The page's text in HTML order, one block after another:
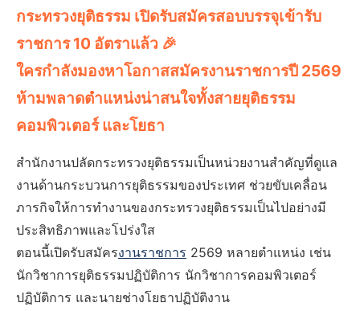
กระทรวงยุติธรรม เปิดรับสมัครสอบบรรจุเข้ารับ
ราชการ 10 อัตราแล้ว 🎉
ใครกำลังมองหาโอกาสสมัครงานราชการปี 2569
ห้ามพลาดตำแหน่งน่าสนใจทั้งสายยุติธรรม
คอมพิวเตอร์ และโยธา
สำนักงานปลัดกระทรวงยุติธรรมเป็นหน่วยงานสำคัญที่ดูแล
งานด้านกระบวนการยุติธรรมของประเทศ ช่วยขับเคลื่อน
ภารกิจให้การทำงานของกระทรวงยุติธรรมเป็นไปอย่างมี
ประสิทธิภาพและโปร่งใส
ตอนนี้เปิดรับสมัครงานราชการ 2569 หลายตำแหน่ง เช่น
นักวิชาการยุติธรรมปฏิบัติการ นักวิชาการคอมพิวเตอร์
ปฏิบัติการ และนายช่างโยธาปฏิบัติงาน